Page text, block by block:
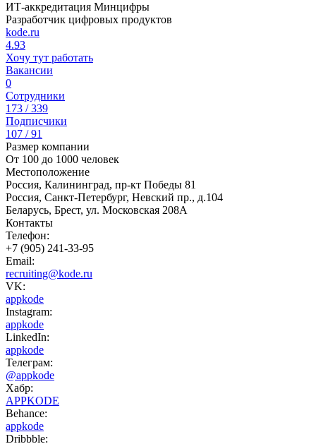
ИТ-аккредитация Минцифры
Разработчик цифровых продуктов
kode.ru
4.93
Хочу тут работать
Вакансии
0
Сотрудники
173 / 339
Подписчики
107 / 91
Размер компании
От 100 до 1000 человек
Местоположение
Россия, Калининград, пр-кт Победы 81
Россия, Санкт-Петербург, Невский пр., д.104
Беларусь, Брест, ул. Московская 208А
Контакты
Телефон:
+7 (905) 241-33-95
Email:
recruiting@kode.ru
VK:
appkode
Instagram:
appkode
LinkedIn:
appkode
Телеграм:
@appkode
Хабр:
APPKODE
Behance:
appkode
Dribbble: